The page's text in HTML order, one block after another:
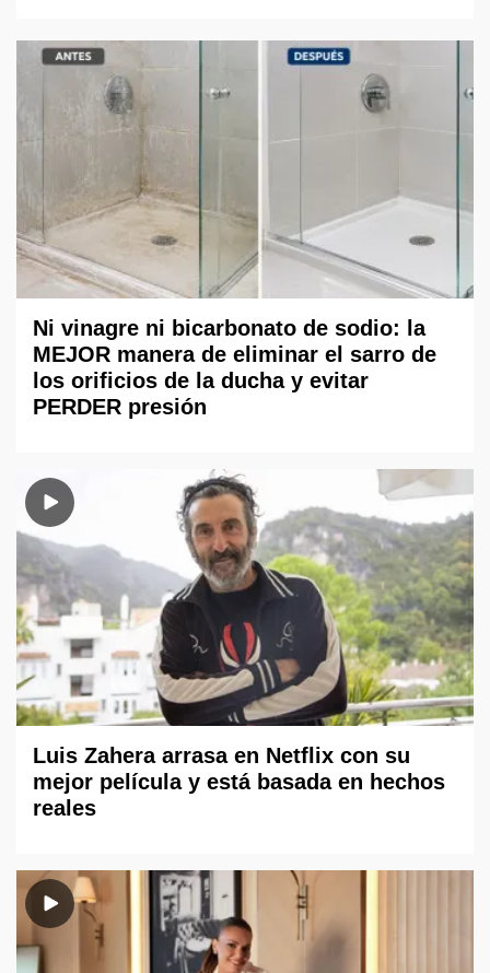
Ni vinagre ni bicarbonato de sodio: la
MEJOR manera de eliminar el sarro de
los orificios de la ducha y evitar
PERDER presión
Luis Zahera arrasa en Netflix con su
mejor película y está basada en hechos
reales